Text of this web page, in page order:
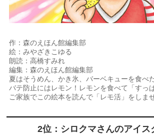
作：森のえほん館編集部
絵：みやざきこゆる
朗読：高橋すみれ
編集：森のえほん館編集部
夏はそうめん、かき氷、バーベキューを食
バテ防止にはレモン！レモンを食べて「すっ
ご家族でこの絵本を読んで「レモ活」をしま
2位：シロクマさんのアイス